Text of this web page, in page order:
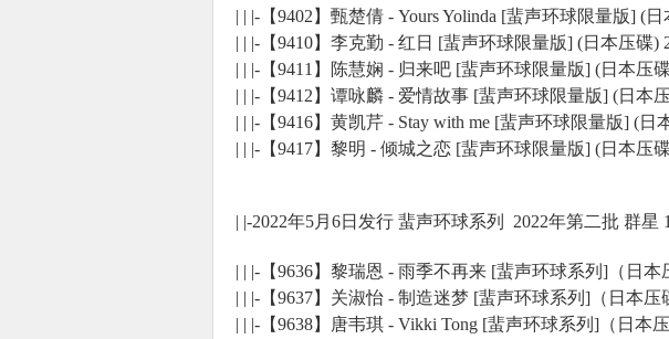
| | |-【9402】甄楚倩 - Yours Yolinda [蜚声环球限量版] (
| | |-【9410】李克勤 - 红日 [蜚声环球限量版] (日本压碟)
| | |-【9411】陈慧娴 - 归来吧 [蜚声环球限量版] (日本压
| | |-【9412】谭咏麟 - 爱情故事 [蜚声环球限量版] (日本
| | |-【9416】黄凯芹 - Stay with me [蜚声环球限量版] (日
| | |-【9417】黎明 - 倾城之恋 [蜚声环球限量版] (日本压
| |-2022年5月6日发行 蜚声环球系列 2022年第二批 群星
| | |-【9636】黎瑞恩 - 雨季不再来 [蜚声环球系列]（日本
| | |-【9637】关淑怡 - 制造迷梦 [蜚声环球系列]（日本压
| | |-【9638】唐韦琪 - Vikki Tong [蜚声环球系列]（日本